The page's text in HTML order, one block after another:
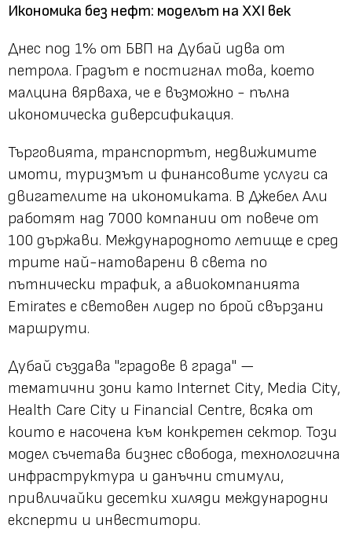
Икономика без нефт: моделът на XXI век
Днес под 1% от БВП на Дубай идва от
петрола. Градът е постигнал това, което
малцина вярваха, че е възможно - пълна
икономическа диверсификация.
Търговията, транспортът, недвижимите
имоти, туризмът и финансовите услуги са
двигателите на икономиката. В Джебел Али
работят над 7000 компании от повече от
100 държави. Международното летище е сред
трите най-натоварени в света по
пътнически трафик, а авиокомпанията
Emirates е световен лидер по брой свързани
маршрути.
Дубай създава "градове в града" —
тематични зони като Internet City, Media City,
Health Care City и Financial Centre, всяка от
които е насочена към конкретен сектор. Този
модел съчетава бизнес свобода, технологична
инфраструктура и данъчни стимули,
привличайки десетки хиляди международни
експерти и инвеститори.